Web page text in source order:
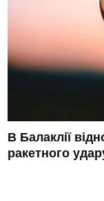
В Балаклії
ракетного